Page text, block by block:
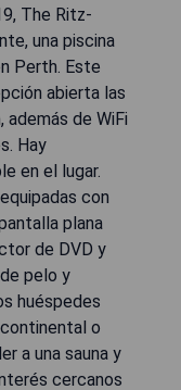
The Ritz-
una piscina
Perth. Este
abierta las
además de WiFi
Hay
en el lugar.
con
plana
de DVD y
pelo y
huéspedes
o
a una sauna y
cercanos